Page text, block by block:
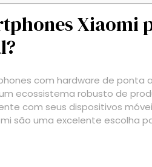
Xiaomi
com hardware de ponta
ecossistema robusto de
com seus dispositivos
são uma excelente escolha